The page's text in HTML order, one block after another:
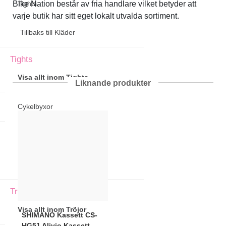
Tights
Tillbaks till Kläder
Tights
Visa allt inom Tights
Cykelbyxor
Tröjor
Visa allt inom Tröjor
Bike Nation består av fria handlare vilket betyder att
varje butik har sitt eget lokalt utvalda sortiment.
Liknande produkter
SHIMANO Kassett CS-